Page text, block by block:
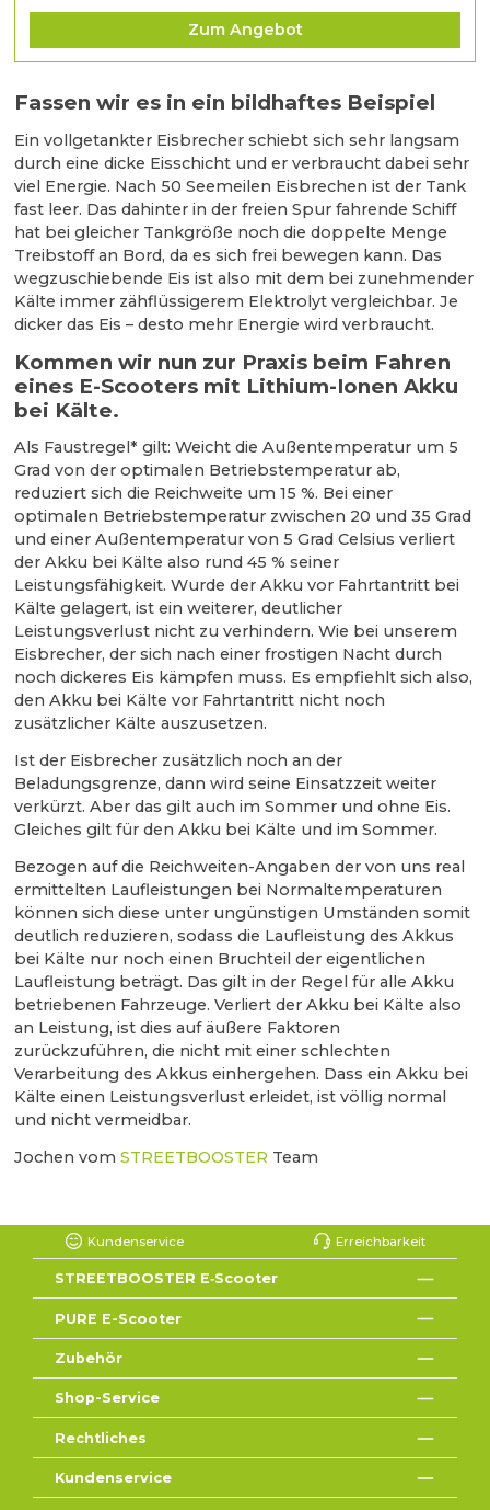
Zum Angebot
Fassen wir es in ein bildhaftes Beispiel
Ein vollgetankter Eisbrecher schiebt sich sehr langsam
durch eine dicke Eisschicht und er verbraucht dabei sehr
viel Energie. Nach 50 Seemeilen Eisbrechen ist der Tank
fast leer. Das dahinter in der freien Spur fahrende Schiff
hat bei gleicher Tankgröße noch die doppelte Menge
Treibstoff an Bord, da es sich frei bewegen kann. Das
wegzuschiebende Eis ist also mit dem bei zunehmender
Kälte immer zähflüssigerem Elektrolyt vergleichbar. Je
dicker das Eis – desto mehr Energie wird verbraucht.
Kommen wir nun zur Praxis beim Fahren
eines E-Scooters mit Lithium-Ionen Akku
bei Kälte.
Als Faustregel* gilt: Weicht die Außentemperatur um 5
Grad von der optimalen Betriebstemperatur ab,
reduziert sich die Reichweite um 15 %. Bei einer
optimalen Betriebstemperatur zwischen 20 und 35 Grad
und einer Außentemperatur von 5 Grad Celsius verliert
der Akku bei Kälte also rund 45 % seiner
Leistungsfähigkeit. Wurde der Akku vor Fahrtantritt bei
Kälte gelagert, ist ein weiterer, deutlicher
Leistungsverlust nicht zu verhindern. Wie bei unserem
Eisbrecher, der sich nach einer frostigen Nacht durch
noch dickeres Eis kämpfen muss. Es empfiehlt sich also,
den Akku bei Kälte vor Fahrtantritt nicht noch
zusätzlicher Kälte auszusetzen.
Ist der Eisbrecher zusätzlich noch an der
Beladungsgrenze, dann wird seine Einsatzzeit weiter
verkürzt. Aber das gilt auch im Sommer und ohne Eis.
Gleiches gilt für den Akku bei Kälte und im Sommer.
Bezogen auf die Reichweiten-Angaben der von uns real
ermittelten Laufleistungen bei Normaltemperaturen
können sich diese unter ungünstigen Umständen somit
deutlich reduzieren, sodass die Laufleistung des Akkus
bei Kälte nur noch einen Bruchteil der eigentlichen
Laufleistung beträgt. Das gilt in der Regel für alle Akku
betriebenen Fahrzeuge. Verliert der Akku bei Kälte also
an Leistung, ist dies auf äußere Faktoren
zurückzuführen, die nicht mit einer schlechten
Verarbeitung des Akkus einhergehen. Dass ein Akku bei
Kälte einen Leistungsverlust erleidet, ist völlig normal
und nicht vermeidbar.
Jochen vom STREETBOOSTER Team
Kundenservice Erreichbarkeit
STREETBOOSTER E‑Scooter
PURE E-Scooter
Zubehör
Shop-Service
Rechtliches
Kundenservice